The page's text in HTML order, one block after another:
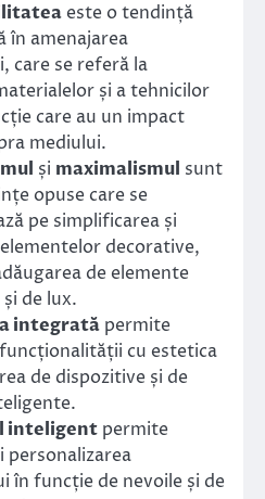
este o tendință
în amenajarea
care se referă la
și a tehnicilor
care au un impact
mediului.
și maximalismul sunt
opuse care se
pe simplificarea și
decorative,
de elemente
de lux.
integrată permite
cu estetica
de dispozitive și de
inteligent permite
personalizarea
în funcție de nevoile și de